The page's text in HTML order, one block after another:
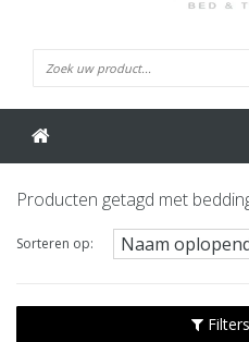
Producten getagd met
Sorteren op: